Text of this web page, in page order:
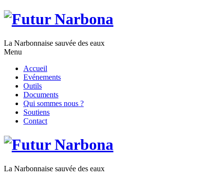
La Narbonnaise sauvée des eaux
Menu
Accueil
Evénements
Outils
Documents
Qui sommes nous ?
Soutiens
Contact
La Narbonnaise sauvée des eaux